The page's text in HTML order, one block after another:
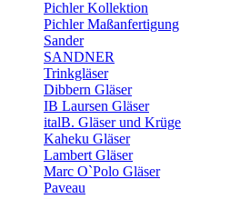
Pichler Kollektion
Pichler Maßanfertigung
Sander
SANDNER
Trinkgläser
Dibbern Gläser
IB Laursen Gläser
italB. Gläser und Krüge
Kaheku Gläser
Lambert Gläser
Marc O`Polo Gläser
Paveau